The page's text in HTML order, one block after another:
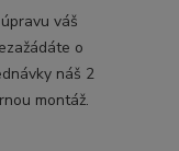
váš
o
náš 2
montáž.